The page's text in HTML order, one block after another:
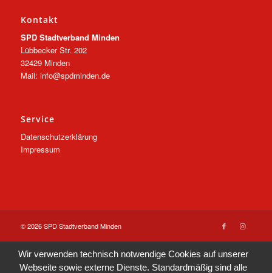
Kontakt
SPD Stadtverband Minden
Lübbecker Str. 202
32429 Minden
Mail: info@spdminden.de
Service
Datenschutzerklärung
Impressum
© 2026 SPD Stadtverband Minden
Wir verwenden technisch notwendige Cookies auf unserer
Webseite sowie externe Dienste. Standardmäßig sind alle